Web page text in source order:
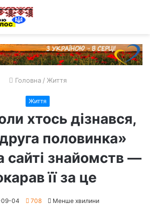
Головна / Життя
Життя
хтось дізнався,
половинка»
сайті знайомств —
її за це
09-04 708 Менше хвилини